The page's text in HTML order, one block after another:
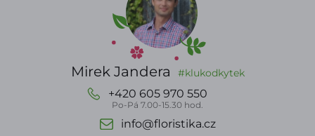
Mirek Jandera #klukodkytek
+420 605 970 550
Po-Pá 7.00-15.30 hod.
info@floristika.cz